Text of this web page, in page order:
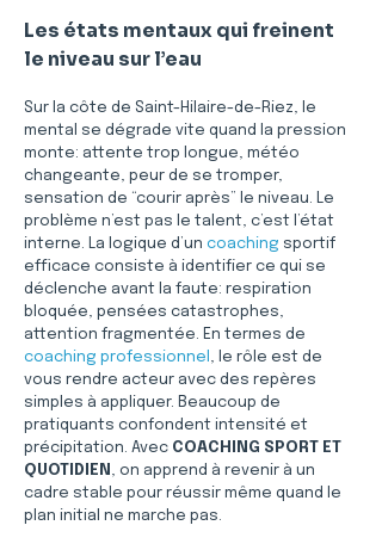
Les états mentaux qui freinent
le niveau sur l’eau
Sur la côte de Saint-Hilaire-de-Riez, le
mental se dégrade vite quand la pression
monte: attente trop longue, météo
changeante, peur de se tromper,
sensation de “courir après” le niveau. Le
problème n’est pas le talent, c’est l’état
interne. La logique d’un coaching sportif
efficace consiste à identifier ce qui se
déclenche avant la faute: respiration
bloquée, pensées catastrophes,
attention fragmentée. En termes de
coaching professionnel , le rôle est de
vous rendre acteur avec des repères
simples à appliquer. Beaucoup de
pratiquants confondent intensité et
précipitation. Avec COACHING SPORT ET
QUOTIDIEN , on apprend à revenir à un
cadre stable pour réussir même quand le
plan initial ne marche pas.